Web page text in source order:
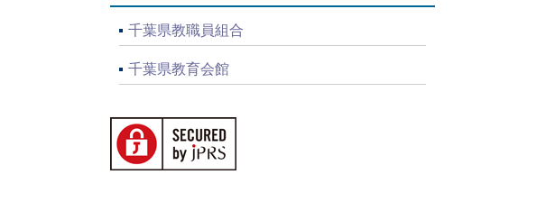
千葉県教職員組合
千葉県教育会館